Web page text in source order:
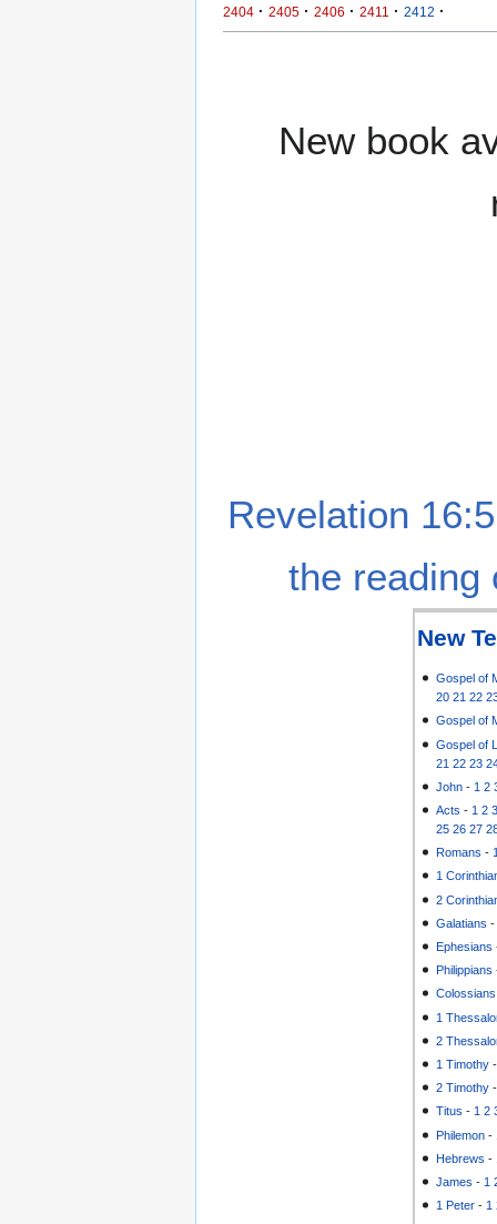
2404 · 2405 · 2406 · 2411 · 2412 ·
New book
Revelation
the reading
New
Gospel of
20 21 22
Gospel of
Gospel of
21 22 23
John - 1 2
Acts - 1 2
25 26 27
Romans -
1
2
Galatians
Ephesians
Philippians
Colossians
1
2
1 Timothy
2 Timothy
Titus -1 2
Philemon -
Hebrews -
James - 1
1 Peter - 1